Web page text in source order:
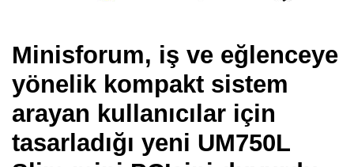
Minisforum, iş ve eğlenceye
yönelik kompakt sistem
arayan kullanıcılar için
tasarladığı yeni UM750L